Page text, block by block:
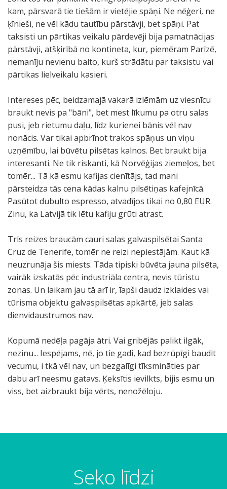
kam, pārsvarā tie tiešām ir vietējie spāņi. Ne nēģeri, ne
ķīnieši, ne vēl kādu tautību pārstāvji, bet spāņi. Pat
taksisti un pārtikas veikalu pārdevēji bija pamatnācijas
pārstāvji, atšķirībā no kontineta, kur, piemēram Parīzē,
nemanīju nevienu balto, kurš strādātu par taksistu vai
pārtikas lielveikalu kasieri.
Intereses pēc, beidzamajā vakarā izlēmām uz viesnīcu
braukt nevis pa "bāni", bet mest līkumu pa otru salas
pusi, jeb rietumu daļu, līdz kurienei bānis vēl nav
nonācis. Var tikai apbrīnot trakos spāņus un viņu
uzņēmību, lai būvētu pilsētas kalnos. Bet braukt bija
interesanti. Ne tik riskanti, kā Norvēģijas ziemeļos, bet
tomēr... Tā kā esmu kafijas cienītājs, tad mani
pārsteidza tās cena kādas kalnu pilsētiņas kafejnīcā.
Pasūtot dubulto espresso, atvadījos tikai no 0,80 EUR.
Zinu, ka Latvijā tik lētu kafiju grūti atrast.
Trīs reizes braucām cauri salas galvaspilsētai Santa
Cruz de Tenerife, tomēr ne reizi nepiestājām. Kaut kā
neuzrunāja šis miests. Tāda tipiski būvēta jauna pilsēta,
vairāk izskatās pēc industriāla centra, nevis tūristu
zonas. Un laikam jau tā arī ir, īapši daudz izklaides vai
tūrisma objektu galvaspilsētas apkārtē, jeb salas
dienvidaustrumos nav.
Kopumā nedēļa pagāja ātri. Vai gribējās palikt ilgāk,
nezinu... Iespējams, nē, jo tie gadi, kad bezrūpīgi baudīt
vecumu, i tkā vēl nav, un bezgalīgi tīksmināties par
dabu arī neesmu gatavs. Ķeksītis ievilkts, bijis esmu un
viss, bet aizbraukt bija vērts, nenožēloju.
Seko līdzi